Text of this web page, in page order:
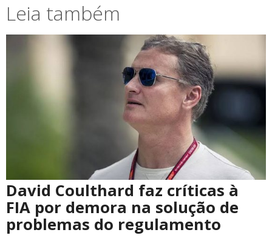
Leia também
David Coulthard faz críticas à
FIA por demora na solução de
problemas do regulamento